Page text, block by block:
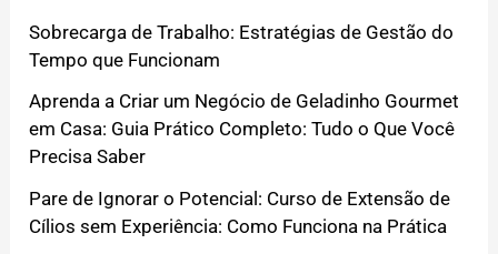
Sobrecarga de Trabalho: Estratégias de Gestão do
Tempo que Funcionam
Aprenda a Criar um Negócio de Geladinho Gourmet
em Casa: Guia Prático Completo: Tudo o Que Você
Precisa Saber
Pare de Ignorar o Potencial: Curso de Extensão de
Cílios sem Experiência: Como Funciona na Prática